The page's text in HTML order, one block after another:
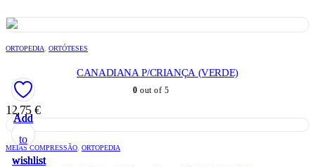
Add
to
wishlist
ORTOPEDIA, ORTÓTESES
CANADIANA P/CRIANÇA (VERDE)
0 out of 5
12,75 €
Add
to
wishlist
MEIAS COMPRESSÃO, ORTOPEDIA
Add
to
wishlist
Add
to
wishlist
Add
to
wishlist